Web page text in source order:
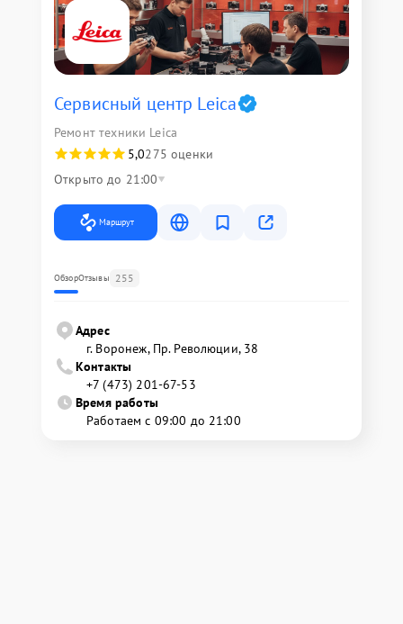
Сервисный центр Leica
Ремонт техники Leica
5,0275 оценки
Открыто до 21:00
Маршрут
ОбзорОтзывы 255
Адрес
г. Воронеж, Пр. Революции, 38
Контакты
+7 (473) 201-67-53
Время работы
Работаем с 09:00 до 21:00